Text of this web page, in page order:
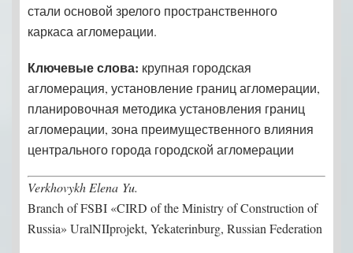
стали основой зрелого пространственного
каркаса агломерации.
Ключевые слова: крупная городская
агломерация, установление границ агломерации,
планировочная методика установления границ
агломерации, зона преимущественного влияния
центрального города городской агломерации
Verkhovykh Elena Yu.
Branch of FSBI «CIRD of the Ministry of Construction of
Russia» UralNIIprojekt, Yekaterinburg, Russian Federation